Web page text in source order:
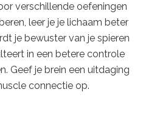
verschillende oefeningen
leer je je lichaam beter
je bewuster van je spieren
in een betere controle
Geef je brein een uitdaging
connectie op.